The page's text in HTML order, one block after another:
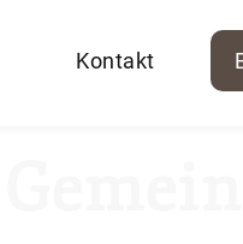
Kontakt